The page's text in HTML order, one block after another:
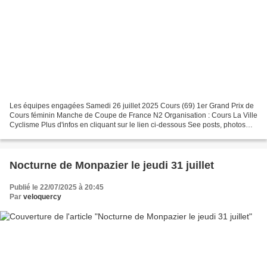
Les équipes engagées Samedi 26 juillet 2025 Cours (69) 1er Grand Prix de
Cours féminin Manche de Coupe de France N2 Organisation : Cours La Ville
Cyclisme Plus d'infos en cliquant sur le lien ci-dessous See posts, photos
Nocturne de Monpazier le jeudi 31 juillet
Publié le 22/07/2025 à 20:45
Par veloquercy